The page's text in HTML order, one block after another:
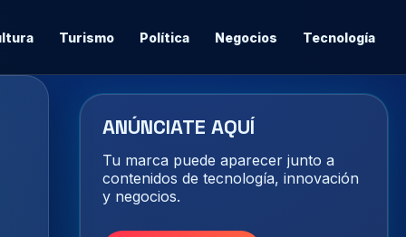
Turismo Política Negocios Tecnología
ANÚNCIATE AQUÍ
Tu marca puede aparecer junto a
contenidos de tecnología, innovación
y negocios.